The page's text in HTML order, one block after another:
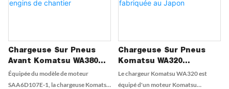
parfait pour les tâches lourdes sur le
dans les carrières et les mines. Il allie
productivité élevée.
Chargeuse Sur Pneus
Avant Komatsu WA380
D'occasion, Charge
Nominale 5 Tonnes,
Équipée du modèle de moteur
SAA6D107E-1, la chargeuse Komatsu
Chargeuse Sur Pneus
Komatsu WA320
D'occasion, Charge
Nominale De 4 Tonnes,
Le chargeur Komatsu WA320 est
équipé d'un moteur Komatsu